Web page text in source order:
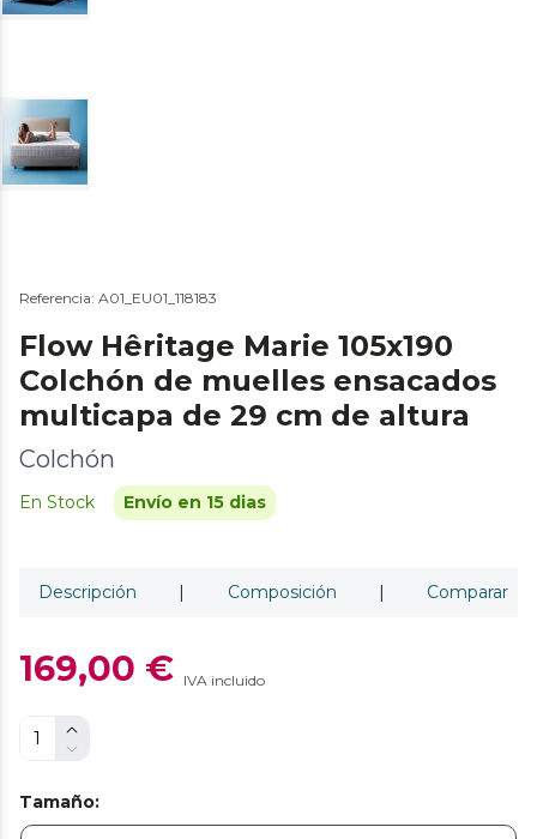
Referencia: A01_EU01_118183
Flow Hêritage Marie 105x190
Colchón de muelles ensacados
multicapa de 29 cm de altura
Colchón
En Stock Envío en 15 dias
Descripción | Composición | Comparar
169,00 € IVA incluido
Tamaño: